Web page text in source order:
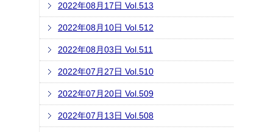
2022年08月17日 Vol.513
2022年08月10日 Vol.512
2022年08月03日 Vol.511
2022年07月27日 Vol.510
2022年07月20日 Vol.509
2022年07月13日 Vol.508